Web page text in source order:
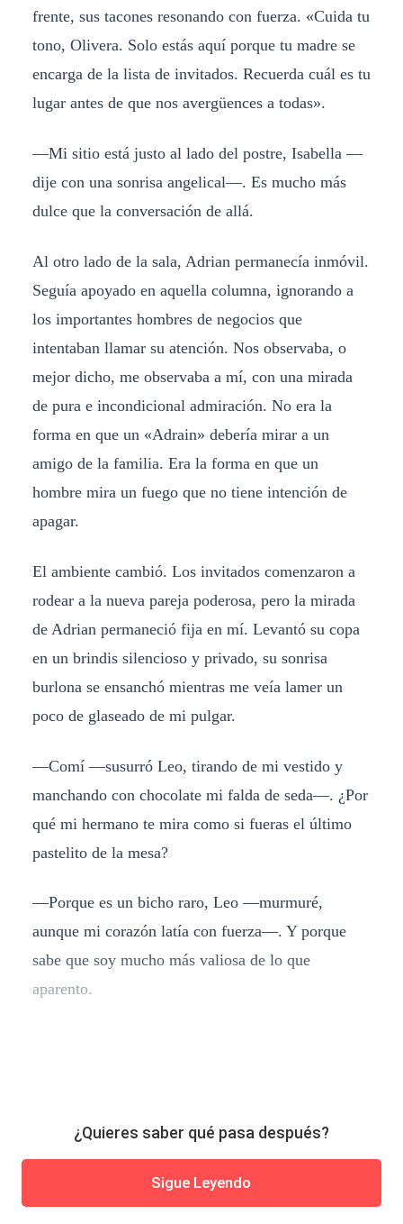
frente, sus tacones resonando con fuerza. «Cuida tu
tono, Olivera. Solo estás aquí porque tu madre se
encarga de la lista de invitados. Recuerda cuál es tu
lugar antes de que nos avergüences a todas».
—Mi sitio está justo al lado del postre, Isabella —
dije con una sonrisa angelical—. Es mucho más
dulce que la conversación de allá.
Al otro lado de la sala, Adrian permanecía inmóvil.
Seguía apoyado en aquella columna, ignorando a
los importantes hombres de negocios que
intentaban llamar su atención. Nos observaba, o
mejor dicho, me observaba a mí, con una mirada
de pura e incondicional admiración. No era la
forma en que un «Adrain» debería mirar a un
amigo de la familia. Era la forma en que un
hombre mira un fuego que no tiene intención de
apagar.
El ambiente cambió. Los invitados comenzaron a
rodear a la nueva pareja poderosa, pero la mirada
de Adrian permaneció fija en mí. Levantó su copa
en un brindis silencioso y privado, su sonrisa
burlona se ensanchó mientras me veía lamer un
poco de glaseado de mi pulgar.
—Comí —susurró Leo, tirando de mi vestido y
manchando con chocolate mi falda de seda—. ¿Por
qué mi hermano te mira como si fueras el último
pastelito de la mesa?
—Porque es un bicho raro, Leo —murmuré,
aunque mi corazón latía con fuerza—. Y porque
sabe que soy mucho más valiosa de lo que
aparento.
¿Quieres saber qué pasa después?
Sigue Leyendo